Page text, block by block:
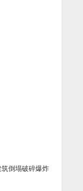
倒塌破碎爆炸